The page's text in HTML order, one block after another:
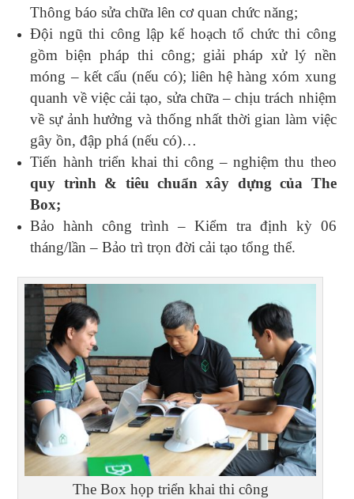
Thông báo sửa chữa lên cơ quan chức năng;
Đội ngũ thi công lập kế hoạch tổ chức thi công
gồm biện pháp thi công; giải pháp xử lý nền
móng – kết cấu (nếu có); liên hệ hàng xóm xung
quanh về việc cải tạo, sửa chữa – chịu trách nhiệm
về sự ảnh hưởng và thống nhất thời gian làm việc
gây ồn, đập phá (nếu có)…
Tiến hành triển khai thi công – nghiệm thu theo
quy trình & tiêu chuẩn xây dựng của The
Box;
Bảo hành công trình – Kiểm tra định kỳ 06
tháng/lần – Bảo trì trọn đời cải tạo tổng thể.
The Box họp triển khai thi công